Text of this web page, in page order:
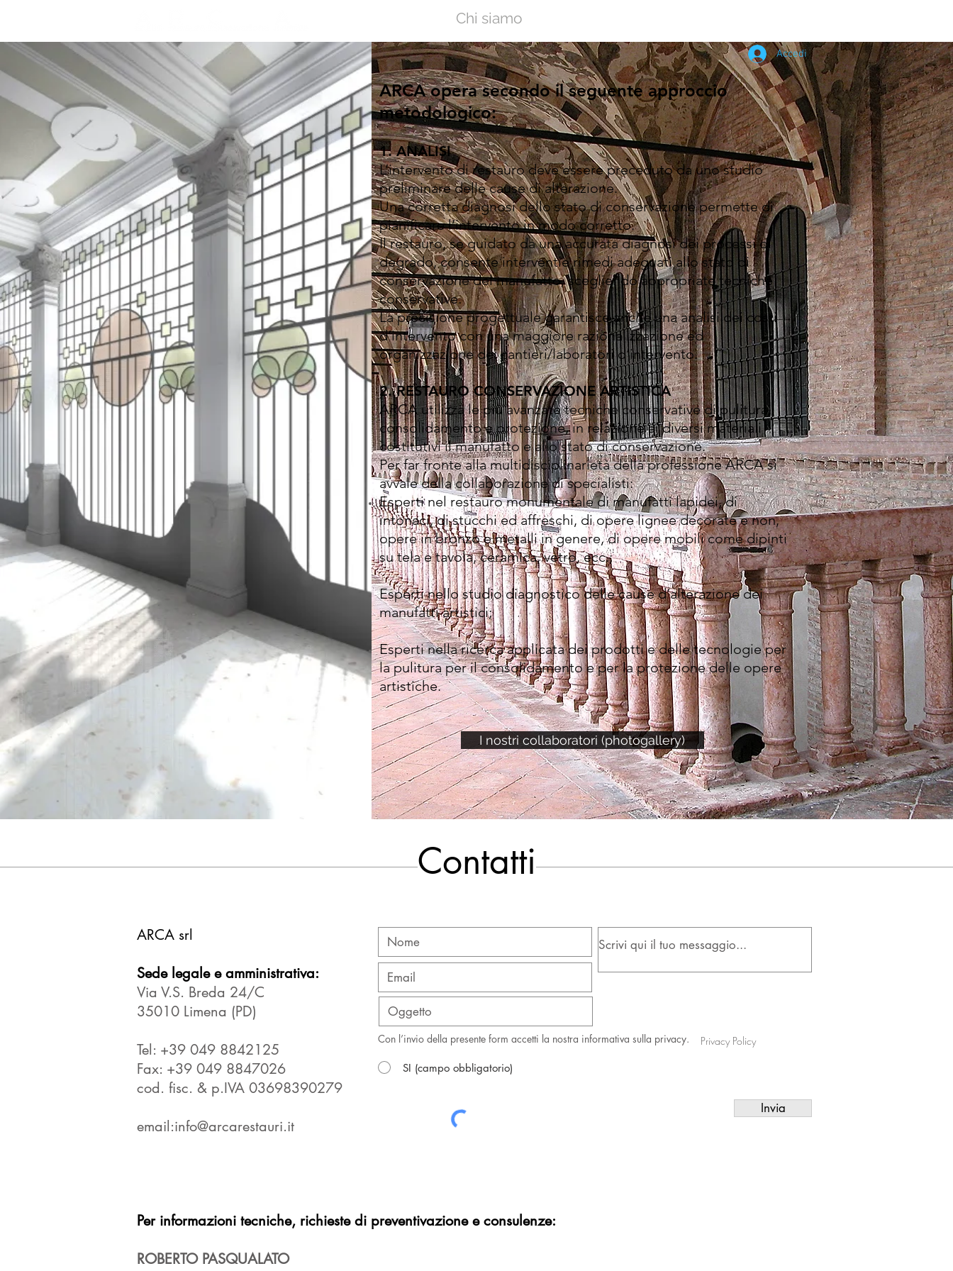
Chi siamo
Accedi
ARCA opera secondo il seguenteapproccio
metodologico:
1. ANALISI
L’intervento di restauro deve essere preceduto da uno studio
preliminare delle cause di alterazione.
Una corretta diagnosi dello stato di conservazione permette di
pianificare l’intervento in modo corretto.
Il restauro, se guidato da una accurata diagnosi dei processi di
degrado, consente interventie rimedi adeguati allo stato di
conservazione del manufatto, scegliendo appropriate tecniche
conservative.
La precisione progettuale garantisce anche una analisi dei costi
d’intervento con una maggiore razionalizzazione ed
organizzazione dei cantieri/laboratori d’intervento.
2. RESTAURO CONSERVAZIONE ARTISTICA
ARCA utilizza le più avanzate tecniche conservative di pulitura,
consolidamento e protezione, in relazione ai diversi materiali
costitutivi il manufatto e allo stato di conservazione.
Per far fronte alla multidisciplinarietà della professione ARCA si
avvale della collaborazione di specialisti:
Esperti nel restauro monumentale di manufatti lapidei, di
intonaci, di stucchi ed affreschi, di opere lignee decorate e non,
opere in bronzo e metalli in genere, di opere mobili come dipinti
su tela e tavola, ceramica, vetro, ecc.;
Esperti nello studio diagnostico delle cause d’alterazione dei
manufatti artistici;
Esperti nella ricerca applicata dei prodotti e delle tecnologie per
la pulitura per il consolidamento e per la protezione delle opere
artistiche.
I nostri collaboratori (photogallery)
Contatti
ARCA srl
Sede legale e amministrativa:
Via V.S. Breda 24/C
35010 Limena (PD)
Tel: +39 049 8842125
Fax: +39 049 8847026
cod. fisc. & p.IVA 03698390279
email:info@arcarestauri.it
Con l’invio della presente form accetti la nostra informativa sulla privacy.
SI (campo obbligatorio)
Privacy Policy
Invia
Per informazioni tecniche, richieste di preventivazione e consulenze:
ROBERTO PASQUALATO